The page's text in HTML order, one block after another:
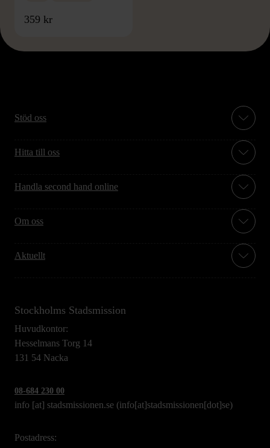
359 kr
Stöd oss
Hitta till oss
Handla second hand online
Om oss
Aktuellt
Stockholms Stadsmission
Huvudkontor:
Hesselmans Torg 14
131 54 Nacka
08-684 230 00
info [at] stadsmissionen.se (info[at]stadsmissionen[dot]se)
Postadress: